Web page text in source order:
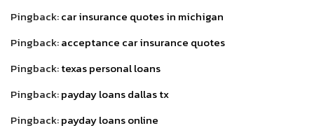
Pingback:car insurance quotes in michigan
Pingback:acceptance car insurance quotes
Pingback:texas personal loans
Pingback:payday loans dallas tx
Pingback:payday loans online